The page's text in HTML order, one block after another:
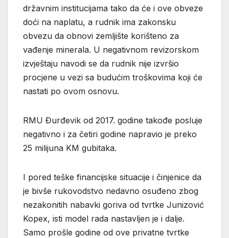
državnim institucijama tako da će i ove obveze
doći na naplatu, a rudnik ima zakonsku
obvezu da obnovi zemljište korišteno za
vađenje minerala. U negativnom revizorskom
izvještaju navodi se da rudnik nije izvršio
procjene u vezi sa budućim troškovima koji će
nastati po ovom osnovu.
RMU Đurđevik od 2017. godine takođe posluje
negativno i za četiri godine napravio je preko
25 milijuna KM gubitaka.
I pored teške financijske situacije i činjenice da
je bivše rukovodstvo nedavno osuđeno zbog
nezakonitih nabavki goriva od tvrtke Junizović
Kopex, isti model rada nastavljen je i dalje.
Samo prošle godine od ove privatne tvrtke